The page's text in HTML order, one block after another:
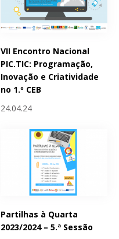
VII Encontro Nacional
PIC.TIC: Programação,
Inovação e Criatividade
no 1.º CEB
24.04.24
Partilhas à Quarta
2023/2024 – 5.ª Sessão